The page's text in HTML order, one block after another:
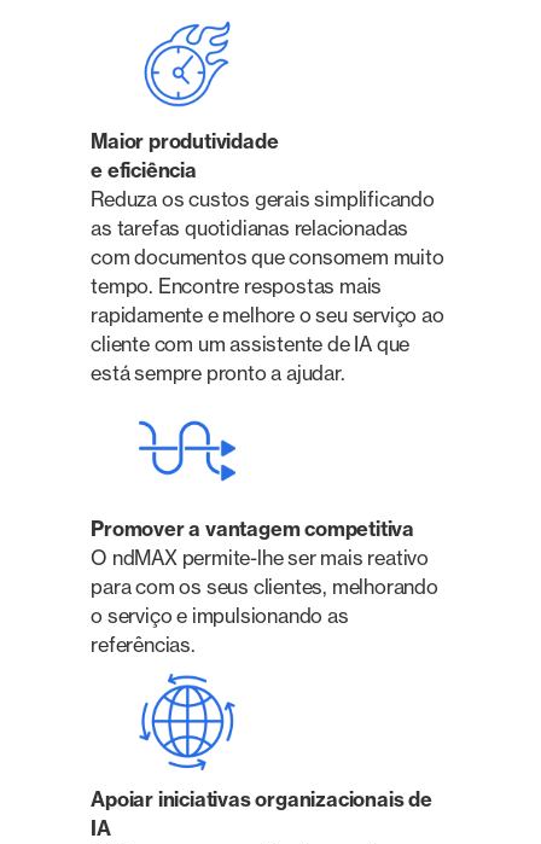
Maior produtividade
e eficiência
Reduza os custos gerais simplificando
as tarefas quotidianas relacionadas
com documentos que consomem muito
tempo. Encontre respostas mais
rapidamente e melhore o seu serviço ao
cliente com um assistente de IA que
está sempre pronto a ajudar.
Promover a vantagem competitiva
O ndMAX permite-lhe ser mais reativo
para com os seus clientes, melhorando
o serviço e impulsionando as
referências.
Apoiar iniciativas organizacionais de
IA